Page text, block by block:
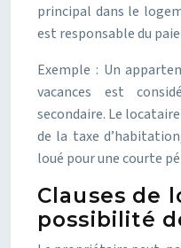
principal dans le
est responsable du
Exemple : Un
vacances est
secondaire. Le
de la taxe
loué pour une courte
Clauses de
possibilité